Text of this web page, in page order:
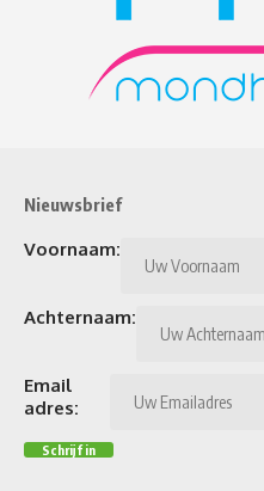
Nieuwsbrief
Voornaam:
Achternaam:
Email
adres: